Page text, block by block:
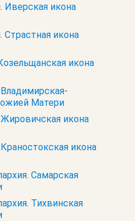
Иверская икона
Страстная икона
икона
Матери
Жировичская икона
икона
Самарская
Тихвинская